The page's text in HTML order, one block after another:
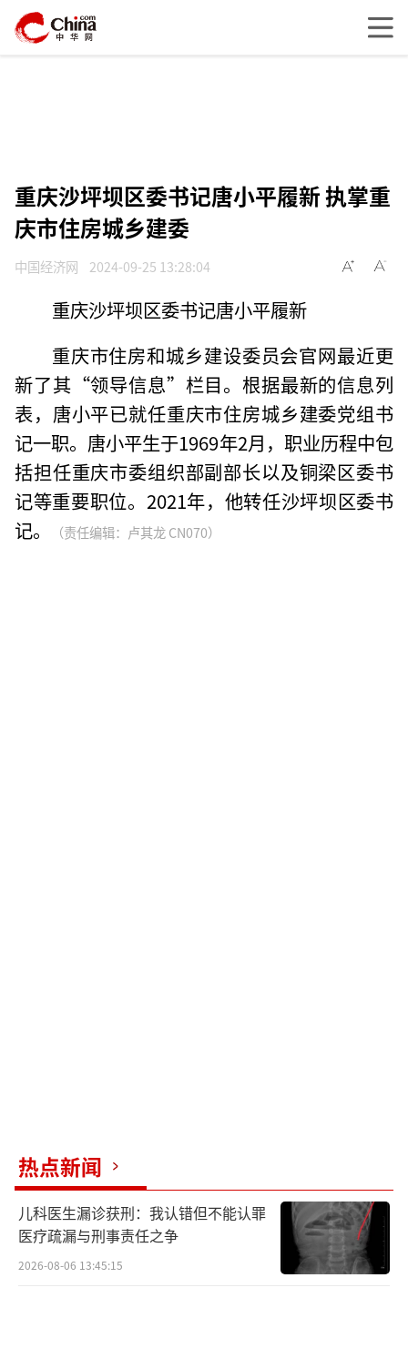
重庆沙坪坝区委书记唐小平履新 执掌重
庆市住房城乡建委
中国经济网 2024-09-25 13:28:04
重庆沙坪坝区委书记唐小平履新
重庆市住房和城乡建设委员会官网最近更
新了其“领导信息”栏目。根据最新的信息列
表，唐小平已就任重庆市住房城乡建委党组书
记一职。唐小平生于1969年2月，职业历程中包
括担任重庆市委组织部副部长以及铜梁区委书
记等重要职位。2021年，他转任沙坪坝区委书
记。
（责任编辑：卢其龙 CN070）
热点新闻
儿科医生漏诊获刑：我认错但不能认罪
医疗疏漏与刑事责任之争
2026-08-06 13:45:15